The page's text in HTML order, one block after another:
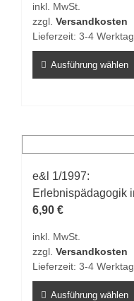
auf
der
gewählt
werden
inkl. MwSt.
zzgl. Versandkosten
Lieferzeit: 3-4
Ausführung wählen
Varianten
auf.
Die
Optionen
auf
der
gewählt
e&l 1/1997:
Erlebnispädagogik
6,90 €
inkl. MwSt.
zzgl. Versandkosten
Lieferzeit: 3-4
Ausführung wählen